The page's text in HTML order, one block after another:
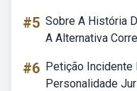
#5 Sobre A História
A Alternativa
#6 Petição Incidente
Personalidade